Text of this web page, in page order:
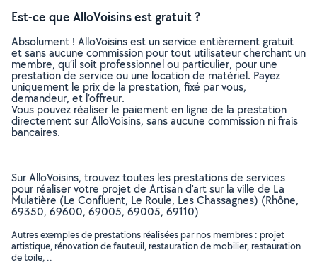
Est-ce que AlloVoisins est gratuit ?
Absolument ! AlloVoisins est un service entièrement gratuit
et sans aucune commission pour tout utilisateur cherchant un
membre, qu’il soit professionnel ou particulier, pour une
prestation de service ou une location de matériel. Payez
uniquement le prix de la prestation, fixé par vous,
demandeur, et l’offreur.
Vous pouvez réaliser le paiement en ligne de la prestation
directement sur AlloVoisins, sans aucune commission ni frais
bancaires.
Sur AlloVoisins, trouvez toutes les prestations de services
pour réaliser votre projet de Artisan d'art sur la ville de La
Mulatière (Le Confluent, Le Roule, Les Chassagnes) (Rhône,
69350, 69600, 69005, 69005, 69110)
Autres exemples de prestations réalisées par nos membres : projet
artistique, rénovation de fauteuil, restauration de mobilier, restauration
de toile, ..